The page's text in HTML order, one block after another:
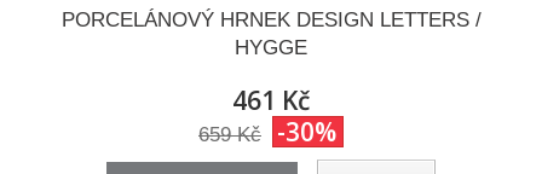
PORCELÁNOVÝ HRNEK DESIGN LETTERS /
HYGGE
461 Kč
659 Kč -30%